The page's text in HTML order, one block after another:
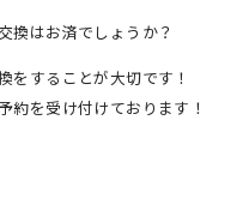
換はお済でしょうか？
をすることが大切です！
約を受け付けております！